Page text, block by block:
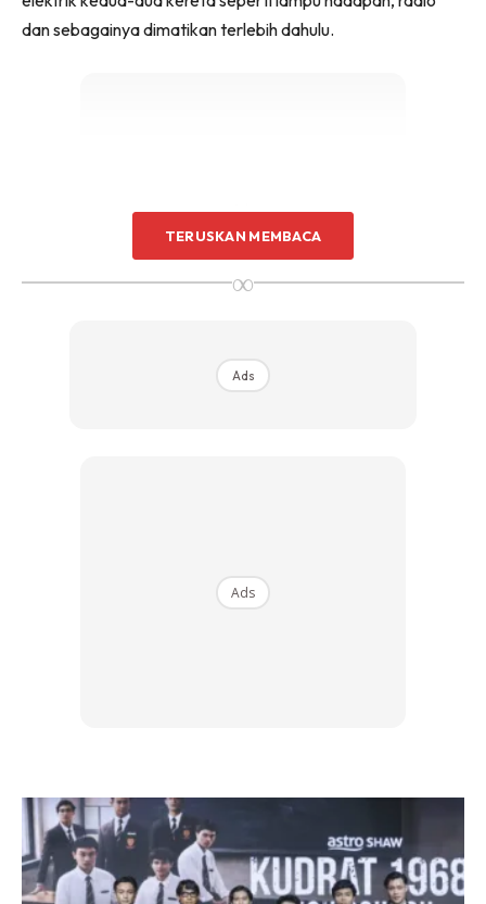
dan sebagainya dimatikan terlebih dahulu.
DEKATKAN KERETA
TERUSKAN MEMBACA
∞
Ads
Ads